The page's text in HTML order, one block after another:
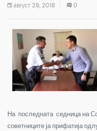
август 29, 2018 0
На последната седница на
советниците ја прифатија